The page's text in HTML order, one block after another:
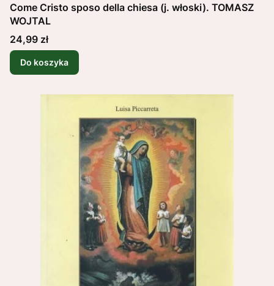
Come Cristo sposo della chiesa (j. włoski). TOMASZ
WOJTAL
Cena
24,99 zł
Do koszyka